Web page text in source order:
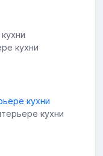
кухни
кухни